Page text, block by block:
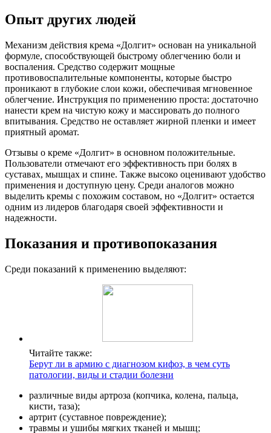
Опыт других людей
Механизм действия крема «Долгит» основан на уникальной
формуле, способствующей быстрому облегчению боли и
воспаления. Средство содержит мощные
противовоспалительные компоненты, которые быстро
проникают в глубокие слои кожи, обеспечивая мгновенное
облегчение. Инструкция по применению проста: достаточно
нанести крем на чистую кожу и массировать до полного
впитывания. Средство не оставляет жирной пленки и имеет
приятный аромат.
Отзывы о креме «Долгит» в основном положительные.
Пользователи отмечают его эффективность при болях в
суставах, мышцах и спине. Также высоко оценивают удобство
применения и доступную цену. Среди аналогов можно
выделить кремы с похожим составом, но «Долгит» остается
одним из лидеров благодаря своей эффективности и
надежности.
Показания и противопоказания
Среди показаний к применению выделяют:
Читайте также:
Берут ли в армию с диагнозом кифоз, в чем суть
патологии, виды и стадии болезни
различные виды артроза (копчика, колена, пальца,
кисти, таза);
артрит (суставное повреждение);
травмы и ушибы мягких тканей и мышц;